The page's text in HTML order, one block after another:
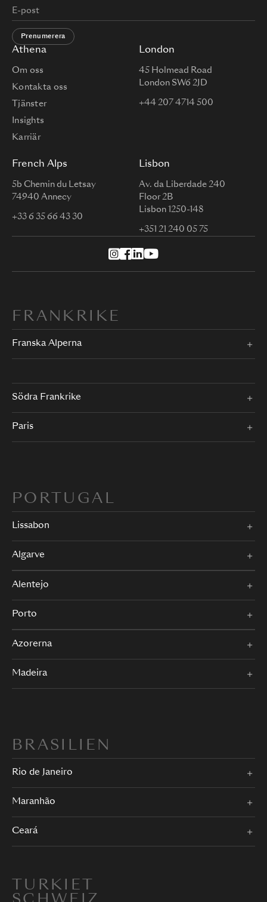
Athena
Om oss
Kontakta oss
Tjänster
Insights
Karriär
London
45 Holmead Road
London SW6 2JD
+44 207 4714 500
French Alps
5b Chemin du Letsay
74940 Annecy
+33 6 35 66 43 30
Lisbon
Av. da Liberdade 240
Floor 2B
Lisbon 1250-148
+351 21 240 05 75
Prenumerera
FRANKRIKE
Franska Alperna
Södra Frankrike
Paris
PORTUGAL
Lissabon
Algarve
Alentejo
Porto
Azorerna
Madeira
BRASILIEN
Rio de Janeiro
Maranhão
Ceará
TURKIET